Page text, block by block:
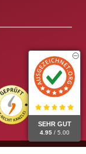
SEHR GUT
4.95 / 5.00